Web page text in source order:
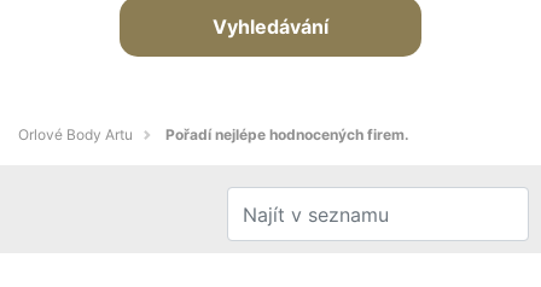
Vyhledávání
Orlové Body Artu Pořadí nejlépe hodnocených firem.